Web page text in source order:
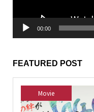
00:00
FEATURED POST
Movie